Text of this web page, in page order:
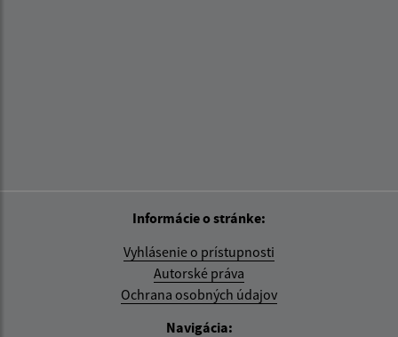
Informácie o stránke:
Vyhlásenie o prístupnosti
Autorské práva
Ochrana osobných údajov
Navigácia: